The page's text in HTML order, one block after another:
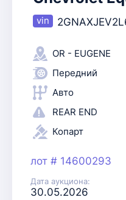
OR - EUGENE
Передний
Авто
REAR END
Копарт
лот # 14600293
Дата аукциона:
30.05.2026